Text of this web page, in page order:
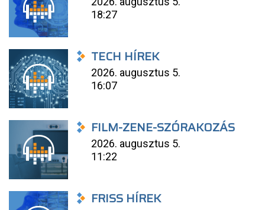
18:27
TECH HÍREK
2026. augusztus 5.
16:07
FILM-ZENE-SZÓRAKOZÁS
2026. augusztus 5.
11:22
FRISS HÍREK